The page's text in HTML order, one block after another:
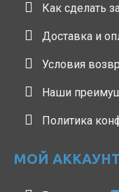
Как сделать
Доставка и
Условия
Наши
Политика
МОЙ АККАУНТ